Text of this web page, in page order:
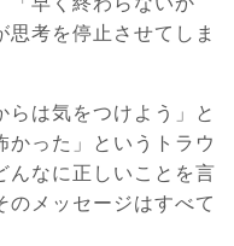
考を停止させてしま
は気をつけよう」と
かった」というトラウ
んなに正しいことを言
のメッセージはすべて